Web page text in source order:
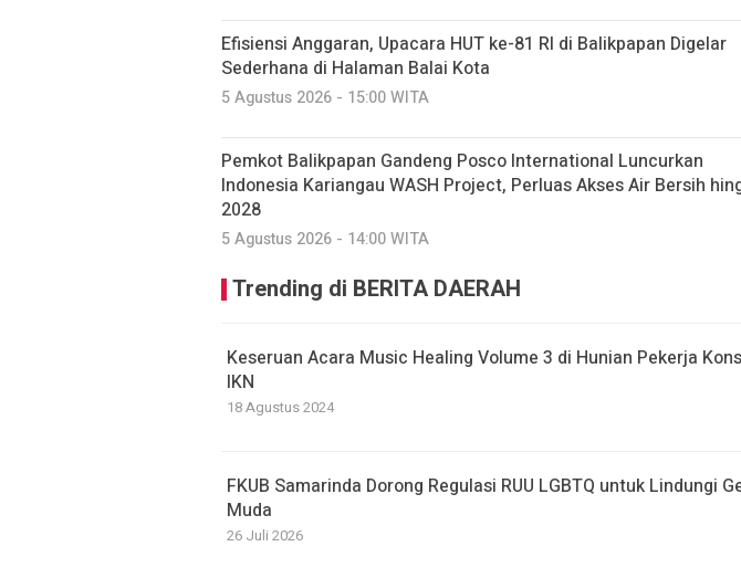
Efisiensi Anggaran, Upacara HUT ke-81 RI di Balikpapan Digelar
Sederhana di Halaman Balai Kota
5 Agustus 2026 - 15:00 WITA
Pemkot Balikpapan Gandeng Posco International Luncurkan
Indonesia Kariangau WASH Project, Perluas Akses Air Bersih
2028
5 Agustus 2026 - 14:00 WITA
Trending di BERITA DAERAH
Keseruan Acara Music Healing Volume 3 di Hunian Pekerja
IKN
18 Agustus 2024
FKUB Samarinda Dorong Regulasi RUU LGBTQ untuk Lindungi
Muda
26 Juli 2026